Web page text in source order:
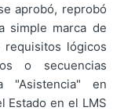
aprobó, reprobó
simple marca de
requisitos lógicos
o secuencias
"Asistencia" en
Estado en el LMS